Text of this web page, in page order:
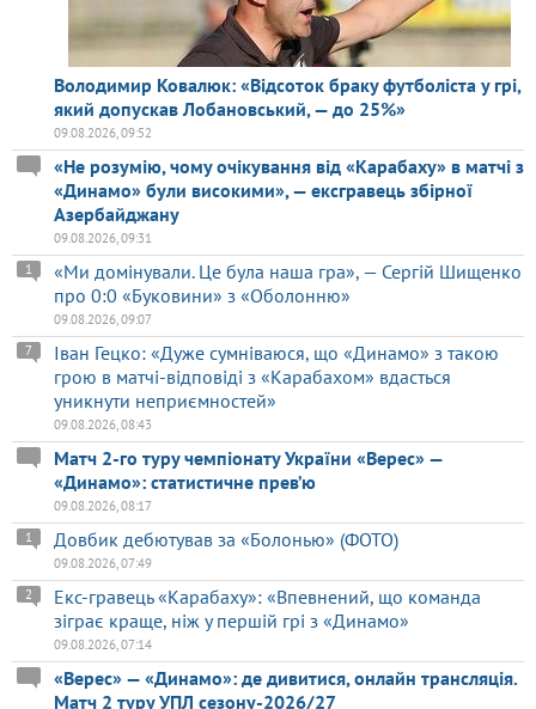
Володимир Ковалюк: «Відсоток браку футболіста у грі,
який допускав Лобановський, — до 25%»
09.08.2026, 09:52
«Не розумію, чому очікування від «Карабаху» в матчі з
«Динамо» були високими», — ексгравець збірної
Азербайджану
09.08.2026, 09:31
«Ми домінували. Це була наша гра», — Сергій Шищенко
про 0:0 «Буковини» з «Оболонню»
1
09.08.2026, 09:07
Іван Гецко: «Дуже сумніваюся, що «Динамо» з такою
грою в матчі-відповіді з «Карабахом» вдасться
уникнути неприємностей»
7
09.08.2026, 08:43
Матч 2-го туру чемпіонату України «Верес» —
«Динамо»: статистичне прев’ю
09.08.2026, 08:17
Довбик дебютував за «Болонью» (ФОТО)
1
09.08.2026, 07:49
Екс-гравець «Карабаху»: «Впевнений, що команда
зіграє краще, ніж у першій грі з «Динамо»
2
09.08.2026, 07:14
«Верес» — «Динамо»: де дивитися, онлайн трансляція.
Матч 2 туру УПЛ сезону-2026/27